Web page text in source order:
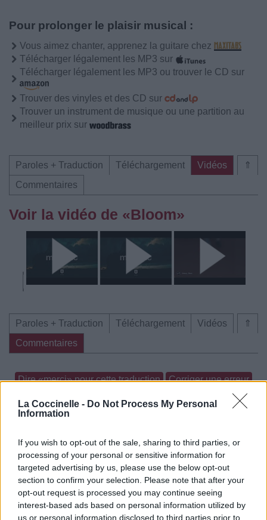
La Coccinelle - Do Not Process My Personal
Information
If you wish to opt-out of the sale, sharing to third parties, or
processing of your personal or sensitive information for
targeted advertising by us, please use the below opt-out
section to confirm your selection. Please note that after your
opt-out request is processed you may continue seeing
interest-based ads based on personal information utilized by
us or personal information disclosed to third parties prior to
Pour prolonger le plaisir musical :
Vous aimez chanter, apprenez la guitare chez
Télécharger légalement les MP3 sur
Télécharger légalement les MP3 ou trouver le CD sur
Trouver des vinyles et des CD sur
Trouver un instrument de musique ou une partition au
meilleur prix sur
⇑
Paroles + Traduction Téléchargement
Vidéos
Commentaires
Voir la vidéo de «Bloom»
⇑
Paroles + Traduction Téléchargement
Vidéos
Commentaires
Dire «merci» pour cette traduction Corriger une erreur